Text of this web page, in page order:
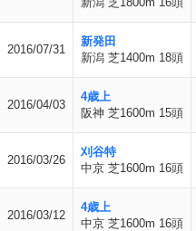
2016/07/31
新発田
新潟 芝1400m 18頭
2016/04/03
4歳上
阪神 芝1600m 15頭
2016/03/26
刈谷特
中京 芝1600m 16頭
2016/03/12
4歳上
中京 芝1600m 16頭